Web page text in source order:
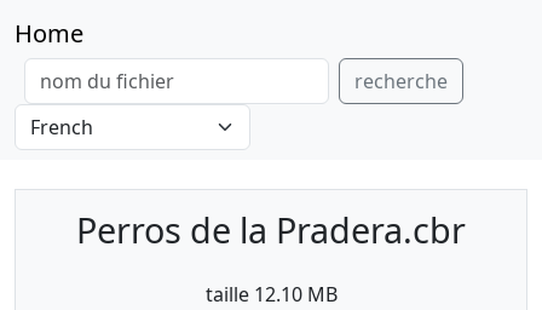
Home
recherche
Perros de la Pradera.cbr
taille 12.10 MB